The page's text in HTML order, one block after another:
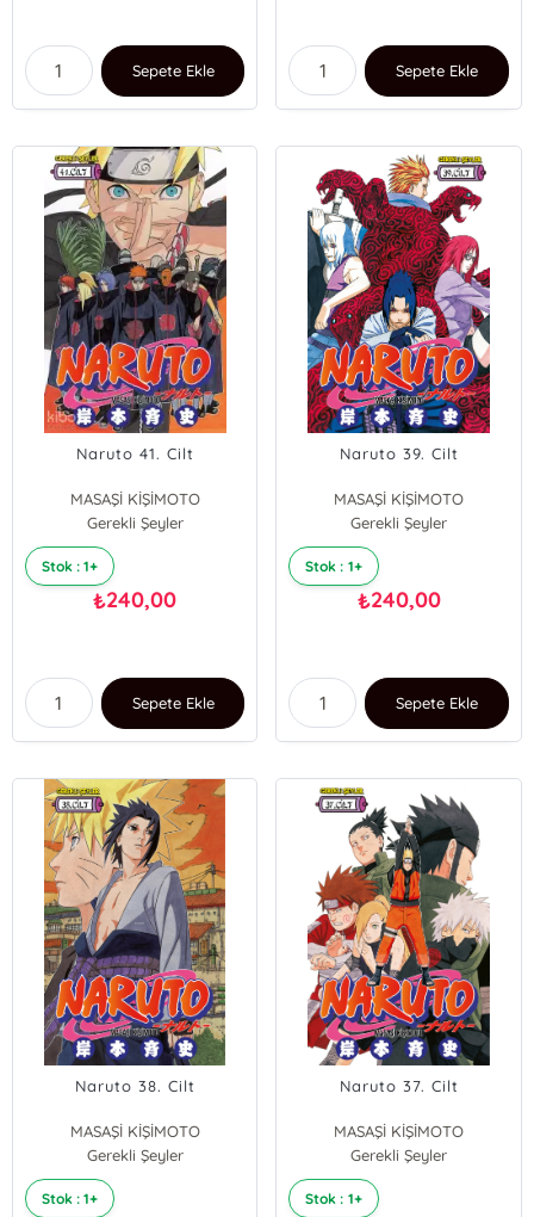
Sepete Ekle Sepete Ekle
Naruto 41. Cilt
MASAŞİ KİŞİMOTO
Gerekli Şeyler
Stok : 1+
₺240,00
Sepete Ekle
Naruto 39. Cilt
MASAŞİ KİŞİMOTO
Gerekli Şeyler
Stok : 1+
₺240,00
Sepete Ekle
Naruto 38. Cilt
MASAŞİ KİŞİMOTO
Gerekli Şeyler
Stok : 1+
Naruto 37. Cilt
MASAŞİ KİŞİMOTO
Gerekli Şeyler
Stok : 1+